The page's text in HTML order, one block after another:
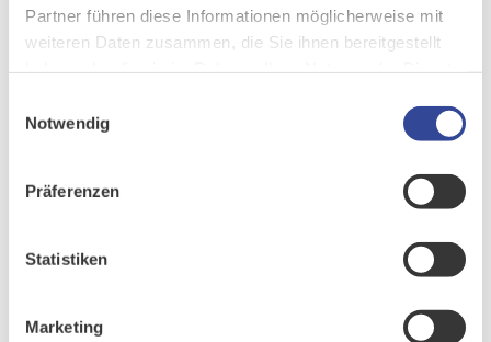
Partner führen diese Informationen möglicherweise mit
weiteren Daten zusammen, die Sie ihnen bereitgestellt
Notwendig
Präferenzen
Statistiken
Marketing